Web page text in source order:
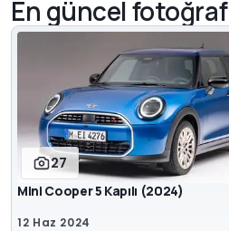
En güncel fotoğraf
27
Mini Cooper 5 Kapılı (2024)
12 Haz 2024